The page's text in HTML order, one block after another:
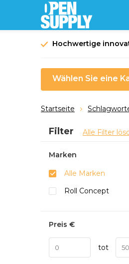
Hochwertige
Wählen Sie eine
Startseite
Sortieren nach:
Filter Alle Filter
Marken
Alle Marken
Roll Concept
Preis €
tot